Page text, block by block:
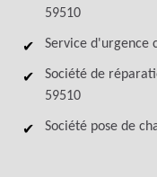
59510
Service d'urgence
Société de
59510
Société pose de